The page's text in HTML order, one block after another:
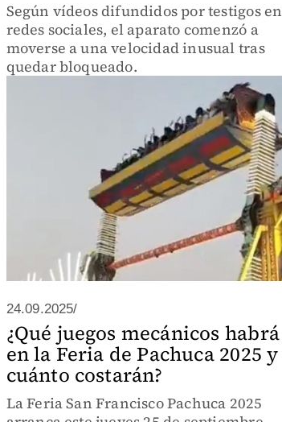
Según vídeos difundidos por testigos en
redes sociales, el aparato comenzó a
moverse a una velocidad inusual tras
quedar bloqueado.
24.09.2025/
¿Qué juegos mecánicos habrá
en la Feria de Pachuca 2025 y
cuánto costarán?
La Feria San Francisco Pachuca 2025